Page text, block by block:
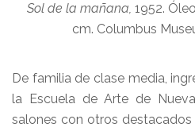
Sol de la mañana, 1952.
cm. Columbus
De familia de clase media,
la Escuela de Arte de
salones con otros